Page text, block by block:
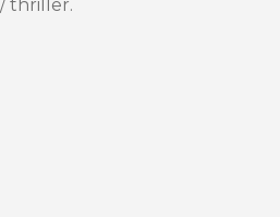
/ thriller.